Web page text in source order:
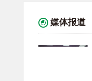
媒体报道